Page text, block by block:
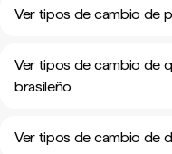
Ver tipos de cambio de
Ver tipos de cambio de
brasileño
Ver tipos de cambio de